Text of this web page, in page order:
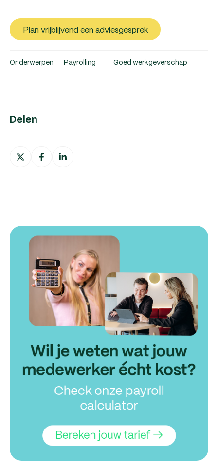
Plan vrijblijvend een adviesgesprek
Onderwerpen: Payrolling Goed werkgeverschap
Delen
Deel
op
Deel
op
Deel
op